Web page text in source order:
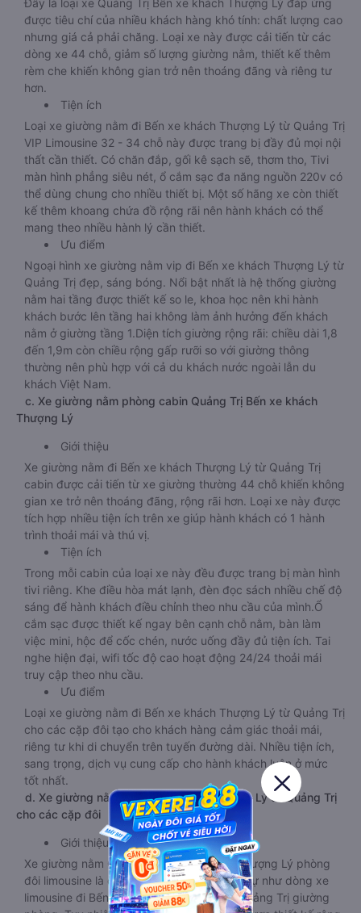
Đây là loại xe Quảng Trị Bến xe khách Thượng Lý đáp ứng
được tiêu chí của nhiều khách hàng khó tính: chất lượng cao
nhưng giá cả phải chăng. Loại xe này được cải tiến từ các
dòng xe 44 chỗ, giảm số lượng giường nằm, thiết kế thêm
rèm che khiến không gian trở nên thoáng đãng và riêng tư
hơn.
Tiện ích
Loại xe giường nằm đi Bến xe khách Thượng Lý từ Quảng Trị
VIP Limousine 32 - 34 chỗ này được trang bị đầy đủ mọi nội
thất cần thiết. Có chăn đắp, gối kê sạch sẽ, thơm tho, Tivi
màn hình phẳng siêu nét, ổ cắm sạc đa năng nguồn 220v có
thể dùng chung cho nhiều thiết bị. Một số hãng xe còn thiết
kế thêm khoang chứa đồ rộng rãi nên hành khách có thể
mang theo nhiều hành lý cần thiết.
Ưu điểm
Ngoại hình xe giường nằm vip đi Bến xe khách Thượng Lý từ
Quảng Trị đẹp, sáng bóng. Nổi bật nhất là hệ thống giường
nằm hai tầng được thiết kế so le, khoa học nên khi hành
khách bước lên tầng hai không làm ảnh hưởng đến khách
nằm ở giường tầng 1.Diện tích giường rộng rãi: chiều dài 1,8
đến 1,9m còn chiều rộng gấp rưỡi so với giường thông
thường nên phù hợp với cả du khách nước ngoài lẫn du
khách Việt Nam.
c. Xe giường nằm phòng cabin Quảng Trị Bến xe khách
Thượng Lý
Giới thiệu
Xe giường nằm đi Bến xe khách Thượng Lý từ Quảng Trị
cabin được cải tiến từ xe giường thường 44 chỗ khiến không
gian xe trở nên thoáng đãng, rộng rãi hơn. Loại xe này được
tích hợp nhiều tiện ích trên xe giúp hành khách có 1 hành
trình thoải mái và thú vị.
Tiện ích
Trong mỗi cabin của loại xe này đều được trang bị màn hình
tivi riêng. Khe điều hòa mát lạnh, đèn đọc sách nhiều chế độ
sáng để hành khách điều chỉnh theo nhu cầu của mình.Ổ
cắm sạc được thiết kế ngay bên cạnh chỗ nằm, bàn làm
việc mini, hộc để cốc chén, nước uống đầy đủ tiện ích. Tai
nghe hiện đại, wifi tốc độ cao hoạt động 24/24 thoải mái
truy cập theo nhu cầu.
Ưu điểm
Loại xe giường nằm đi Bến xe khách Thượng Lý từ Quảng Trị
cho các cặp đôi tạo cho khách hàng cảm giác thoải mái,
riêng tư khi di chuyển trên tuyến đường dài. Nhiều tiện ích,
sang trọng, dịch vụ cung cấp cho hành khách luôn ở mức
tốt nhất.
d. Xe giường nằm đi Bến xe khách Thượng Lý từ Quảng Trị
cho các cặp đôi
Giới thiệu
Xe giường nằm Quảng Trị Bến xe khách Thượng Lý phòng
đôi limousine là dòng xe có thiết kế tương tự như dòng xe
limousine đi Bến xe khách Thượng Lý từ Quảng Trị giường